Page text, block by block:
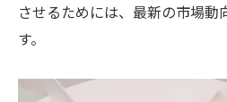
させるためには、最新の市場動
す。